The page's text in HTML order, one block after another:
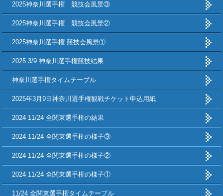
2025神奈川選手権 競技会風景③
2025神奈川選手権 競技会風景②
2025神奈川選手権 競技会風景①
2025 3/9 神奈川選手権競技結果
神奈川選手権タイムテーブル
2025年3月9日神奈川選手権観戦チケット申込用紙
2024 11/24 全関東選手権の結果
2024 11/24 全関東選手権の様子③
2024 11/24 全関東選手権の様子②
2024 11/24 全関東選手権の様子①
11/24 全関東選手権タイムテーブル